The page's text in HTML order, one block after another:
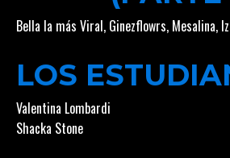
Bella la más Viral, Ginezflowrs, Mesalina,
LOS
Valentina Lombardi
Shacka Stone